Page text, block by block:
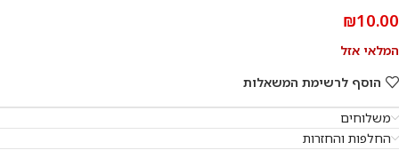
₪10.00
המלאי אזל
הוסף לרשימת המשאלות
משלוחים
החלפות והחזרות